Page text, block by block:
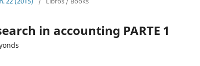
in accounting PARTE 1